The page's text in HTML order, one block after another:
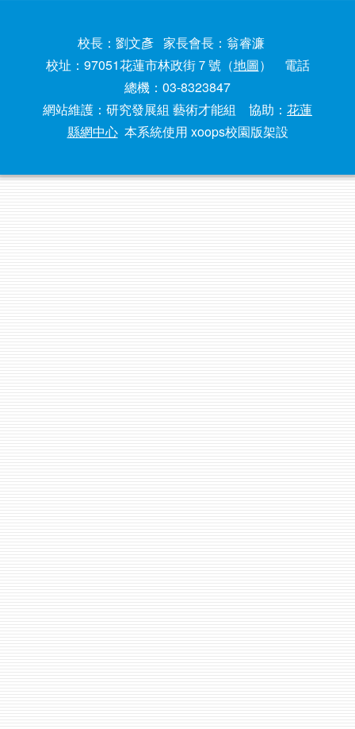
校長：劉文彥 家長會長：翁睿濂
校址：97051花蓮市林政街７號（地圖） 電話
總機：03-8323847
網站維護：研究發展組 藝術才能組 協助： 花蓮
縣網中心本系統使用 xoops校園版架設